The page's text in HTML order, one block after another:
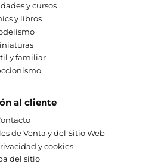
y cursos
y libros
y familiar
al cliente
de Venta y del Sitio Web
y cookies
del sitio